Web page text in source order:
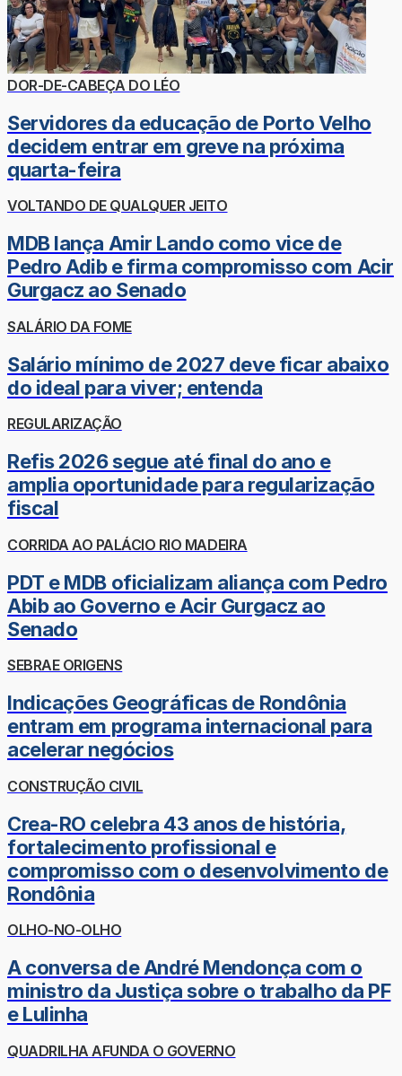
DOR-DE-CABEÇA DO LÉO
Servidores da educação de Porto Velho
decidem entrar em greve na próxima
quarta-feira
VOLTANDO DE QUALQUER JEITO
MDB lança Amir Lando como vice de
Pedro Adib e firma compromisso com Acir
Gurgacz ao Senado
SALÁRIO DA FOME
Salário mínimo de 2027 deve ficar abaixo
do ideal para viver; entenda
REGULARIZAÇÃO
Refis 2026 segue até final do ano e
amplia oportunidade para regularização
fiscal
CORRIDA AO PALÁCIO RIO MADEIRA
PDT e MDB oficializam aliança com Pedro
Abib ao Governo e Acir Gurgacz ao
Senado
SEBRAE ORIGENS
Indicações Geográficas de Rondônia
entram em programa internacional para
acelerar negócios
CONSTRUÇÃO CIVIL
Crea-RO celebra 43 anos de história,
fortalecimento profissional e
compromisso com o desenvolvimento de
Rondônia
OLHO-NO-OLHO
A conversa de André Mendonça com o
ministro da Justiça sobre o trabalho da PF
e Lulinha
QUADRILHA AFUNDA O GOVERNO